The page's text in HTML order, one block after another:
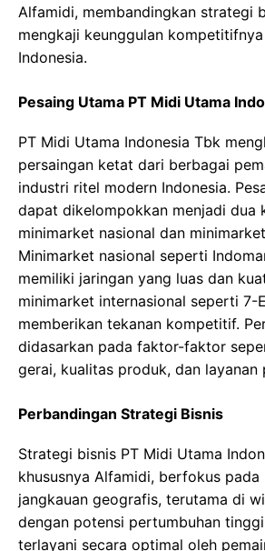
Alfamidi, membandingkan strategi
mengkaji keunggulan
Indonesia.
Pesaing Utama PT Midi Utama
PT Midi Utama Indonesia Tbk
persaingan ketat dari berbagai
industri ritel modern Indonesia.
dapat dikelompokkan menjadi dua
minimarket nasional dan
Minimarket nasional seperti
memiliki jaringan yang luas dan
minimarket internasional seperti 7-
memberikan tekanan kompetitif.
didasarkan pada faktor-faktor
gerai, kualitas produk, dan layanan
Perbandingan Strategi Bisnis
Strategi bisnis PT Midi Utama
khususnya Alfamidi, berfokus pada
jangkauan geografis, terutama di
dengan potensi pertumbuhan
terlayani secara optimal oleh